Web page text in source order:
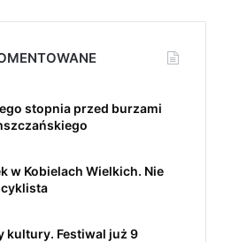
stopnia przed burzami
w Kobielach Wielkich. Nie
kultury. Festiwal już 9